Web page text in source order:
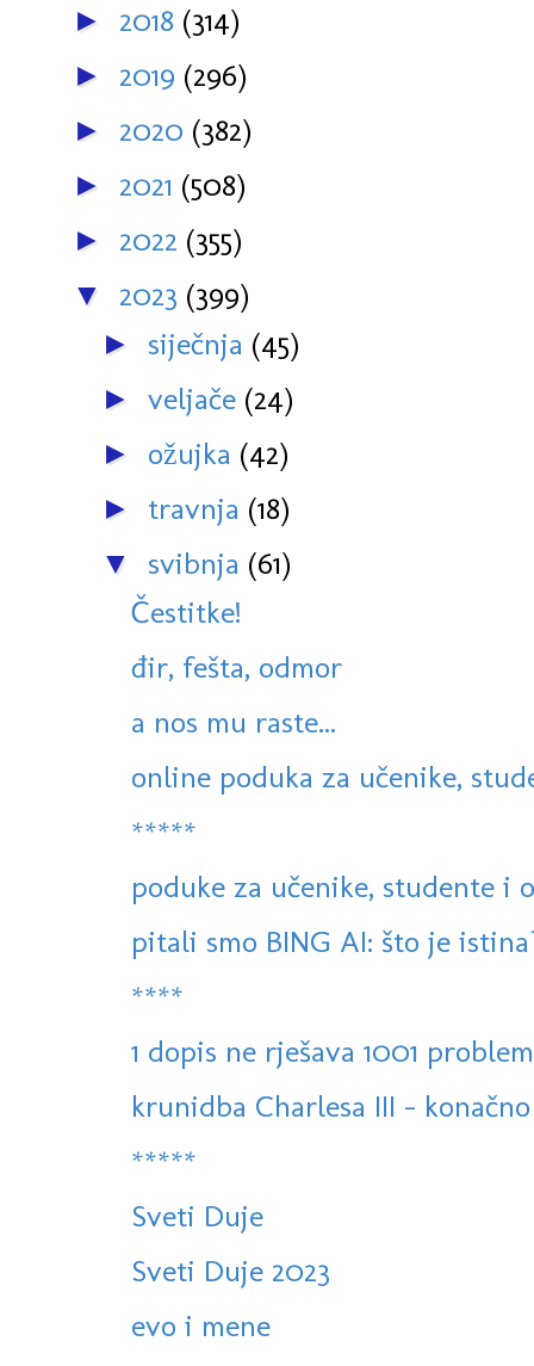
► 2018 (314)
► 2019 (296)
► 2020 (382)
► 2021 (508)
► 2022 (355)
▼ 2023 (399)
► siječnja (45)
► veljače (24)
► ožujka (42)
► travnja (18)
▼ svibnja (61)
Čestitke!
đir, fešta, odmor
a nos mu raste...
online poduka za učenike,
*****
poduke za učenike, studente i
pitali smo BING AI: što je
****
1 dopis ne rješava 1001 problem
krunidba Charlesa III -
*****
Sveti Duje
Sveti Duje 2023
evo i mene